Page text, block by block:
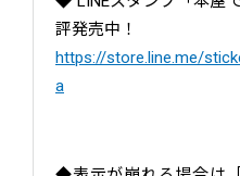
評発売中！
https://store.line.me/
a